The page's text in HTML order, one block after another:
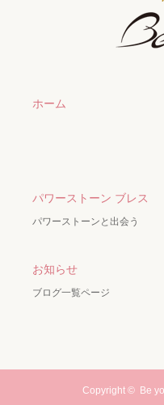
ホーム
パワーストーン ブレス
パワーストーンと出会う
お知らせ
ブログ一覧ページ
Copyright © Be